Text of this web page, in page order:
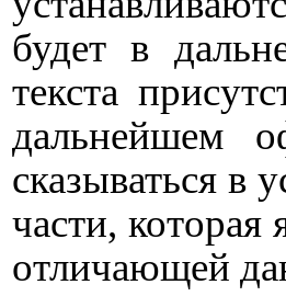
будет в
текста
дальнейшем
сказываться в
части, которая
отличающей